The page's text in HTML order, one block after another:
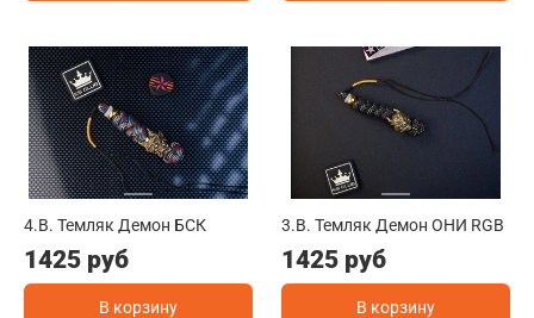
4.B. Темляк Демон БСК
1425 руб
В корзину
3.B. Темляк Демон ОНИ RGB
1425 руб
В корзину